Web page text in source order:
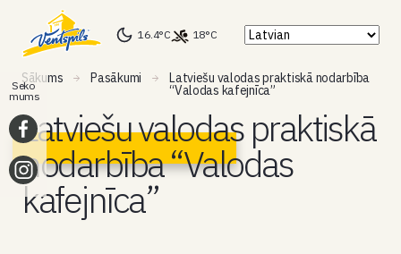
16.4°C 18°C
Sākums Pasākumi Latviešu valodas praktiskā nodarbība
“Valodas kafejnīca”
Latviešu valodas praktiskā
nodarbība “Valodas
kafejnīca”
Seko
mums